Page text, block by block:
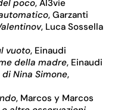
poco, Al3vie
, Garzanti
, Luca Sossella
vuoto, Einaudi
della madre, Einaudi
Nina Simone,
, Marcos y Marcos